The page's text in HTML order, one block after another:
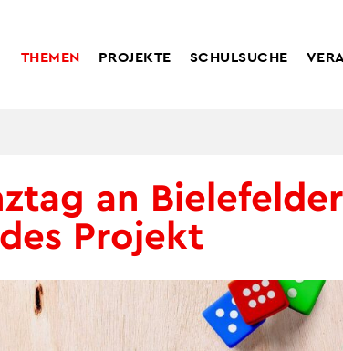
THEMEN PROJEKTE SCHULSUCHE
an
Projekt